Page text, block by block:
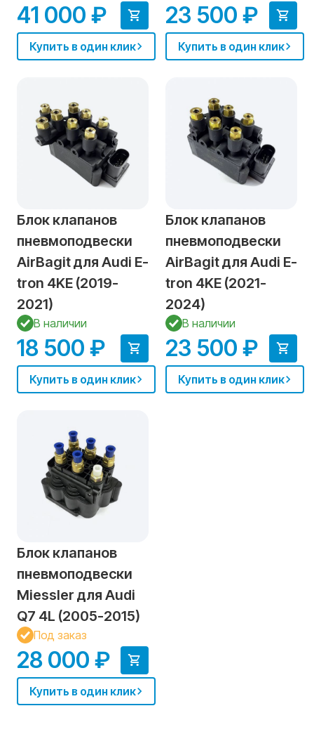
41 000 ₽
Купить в один клик
23 500 ₽
Купить в один клик
Блок клапанов
пневмоподвески
AirBagit для Audi E-
tron 4KE (2019-
2021)
В наличии
18 500 ₽
Купить в один клик
Блок клапанов
пневмоподвески
AirBagit для Audi E-
tron 4KE (2021-
2024)
В наличии
23 500 ₽
Купить в один клик
Блок клапанов
пневмоподвески
Miessler для Audi
Q7 4L (2005-2015)
Под заказ
28 000 ₽
Купить в один клик